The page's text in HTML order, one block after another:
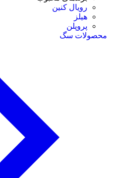
رویال کنین
هیلز
پروپلن
محصولات سگ